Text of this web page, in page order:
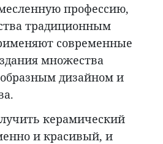
профессию,
традиционным
современные
множества
дизайном и
керамический
и красивый, и